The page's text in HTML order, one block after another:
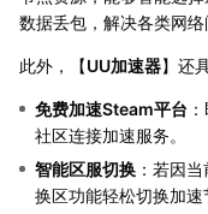
数据丢包，解决各类网络
此外，【UU加速器】还
免费加速Steam平台
社区连接加速服务。
智能区服切换 ：若因
换区功能轻松切换加速